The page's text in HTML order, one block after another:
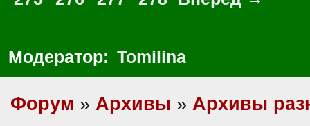
Модератор: Tomilina
Форум » Архивы » Архивы